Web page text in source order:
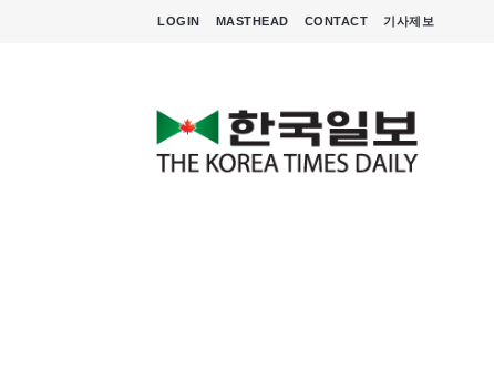
LOGIN MASTHEAD CONTACT 기사제보